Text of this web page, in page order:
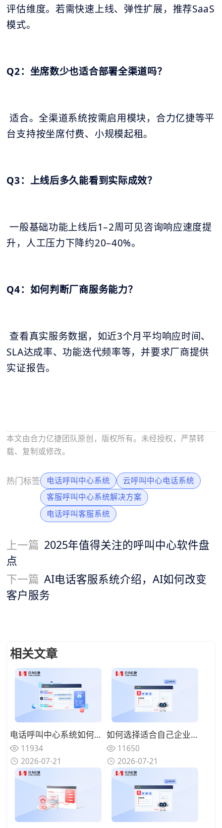
评估维度。若需快速上线、弹性扩展，推荐SaaS
模式。
Q2：坐席数少也适合部署全渠道吗？
适合。全渠道系统按需启用模块，合力亿捷等平
台支持按坐席付费、小规模起租。
Q3：上线后多久能看到实际成效？
一般基础功能上线后1–2周可见咨询响应速度提
升，人工压力下降约20–40%。
Q4：如何判断厂商服务能力？
查看真实服务数据，如近3个月平均响应时间、
SLA达成率、功能迭代频率等，并要求厂商提供
实证报告。
本文由合力亿捷团队原创，版权所有。未经授权，严禁转
载、复制或修改。
热门标签 电话呼叫中心系统
云呼叫中心电话系统
客服呼叫中心系统解决方案
电话呼叫客服系统
上一篇 2025年值得关注的呼叫中心软件盘
点
下一篇 AI电话客服系统介绍，AI如何改变
客户服务
相关文章
电话呼叫中心系统如何与在线渠道融合？全触点统一路由的协同方案
11934
2026-07-21
如何选择适合自己企业的电话呼叫中心系统？功能匹配与扩展性的权衡
11650
2026-07-21